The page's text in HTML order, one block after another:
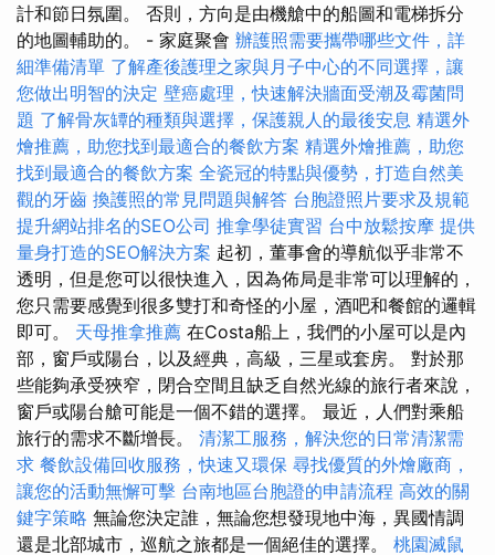
計和節日氛圍。 否則，方向是由機艙中的船圖和電梯拆分
的地圖輔助的。 - 家庭聚會 辦護照需要攜帶哪些文件，詳
細準備清單 了解產後護理之家與月子中心的不同選擇，讓
您做出明智的決定 壁癌處理，快速解決牆面受潮及霉菌問
題 了解骨灰罈的種類與選擇，保護親人的最後安息 精選外
燴推薦，助您找到最適合的餐飲方案 精選外燴推薦，助您
找到最適合的餐飲方案 全瓷冠的特點與優勢，打造自然美
觀的牙齒 換護照的常見問題與解答 台胞證照片要求及規範
提升網站排名的SEO公司 推拿學徒實習 台中放鬆按摩 提供
量身打造的SEO解決方案 起初，董事會的導航似乎非常不
透明，但是您可以很快進入，因為佈局是非常可以理解的，
您只需要感覺到很多雙打和奇怪的小屋，酒吧和餐館的邏輯
即可。 天母推拿推薦 在Costa船上，我們的小屋可以是內
部，窗戶或陽台，以及經典，高級，三星或套房。 對於那
些能夠承受狹窄，閉合空間且缺乏自然光線的旅行者來說，
窗戶或陽台艙可能是一個不錯的選擇。 最近，人們對乘船
旅行的需求不斷增長。 清潔工服務，解決您的日常清潔需
求 餐飲設備回收服務，快速又環保 尋找優質的外燴廠商，
讓您的活動無懈可擊 台南地區台胞證的申請流程 高效的關
鍵字策略 無論您決定誰，無論您想發現地中海，異國情調
還是北部城市，巡航之旅都是一個絕佳的選擇。 桃園滅鼠